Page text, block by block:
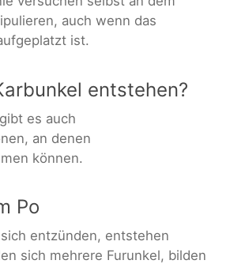
auch wenn das
ist.
entstehen?
es auch
an denen
können.
Po
entzünden, entstehen
sich mehrere Furunkel, bilden